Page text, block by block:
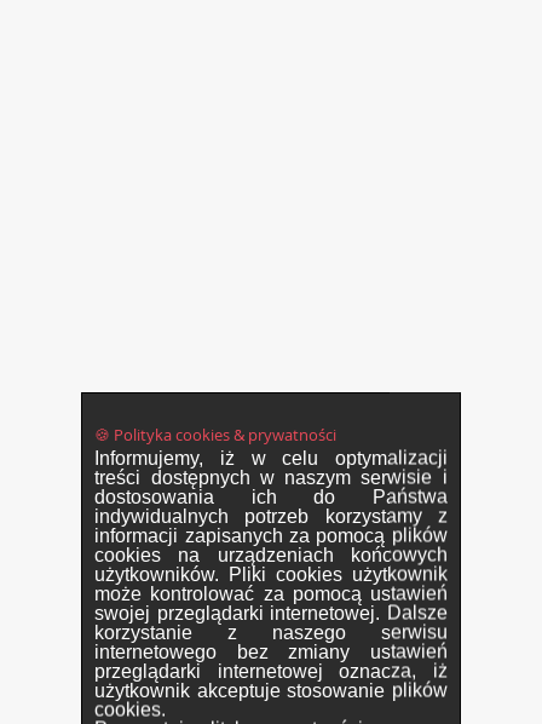
🍪 Polityka cookies & prywatności
Informujemy, iż w celu optymalizacji
treści dostępnych w naszym serwisie i
dostosowania ich do Państwa
indywidualnych potrzeb korzystamy z
informacji zapisanych za pomocą plików
cookies na urządzeniach końcowych
użytkowników. Pliki cookies użytkownik
może kontrolować za pomocą ustawień
swojej przeglądarki internetowej. Dalsze
korzystanie z naszego serwisu
internetowego bez zmiany ustawień
przeglądarki internetowej oznacza, iż
użytkownik akceptuje stosowanie plików
cookies.